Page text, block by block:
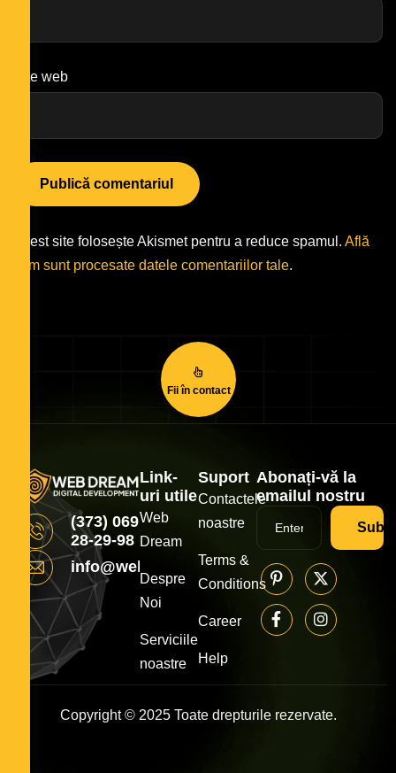
Site web
Acest site folosește Akismet pentru a reduce spamul. Află
cum sunt procesate datele comentariilor tale.
Fii în contact
(373) 069
28-29-98
info@webdream.md
Link-
uri utile
Web
Dream
Despre
Noi
Serviciile
noastre
Suport
Contactele
noastre
Terms &
Conditions
Career
Help
Abonați-vă la
emailul nostru
Copyright © 2025 Toate drepturile rezervate.